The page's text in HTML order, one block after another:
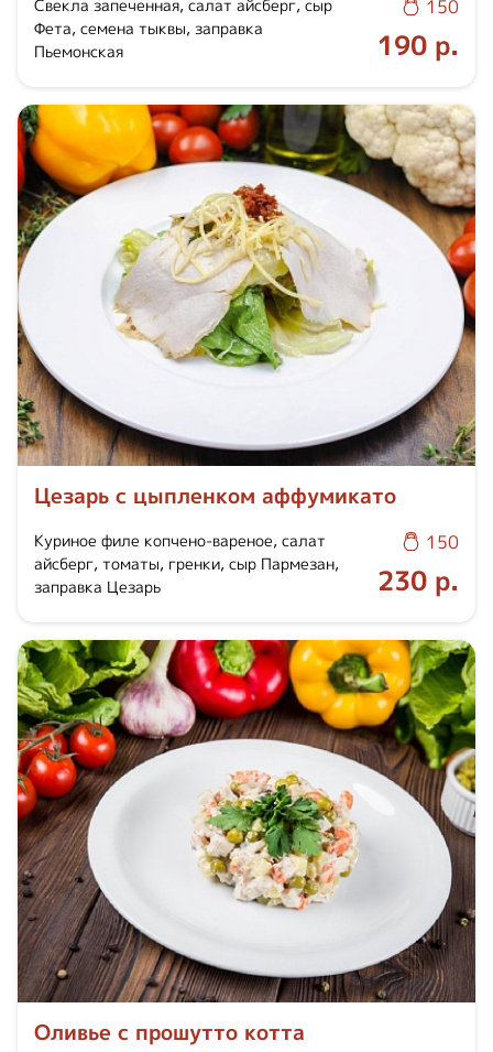
Свекла запеченная, салат айсберг, сыр
Фета, семена тыквы, заправка
Пьемонская
150
190 р.
Цезарь с цыпленком аффумикато
Куриное филе копчено-вареное, салат
айсберг, томаты, гренки, сыр Пармезан,
заправка Цезарь
150
230 р.
Оливье с прошутто котта